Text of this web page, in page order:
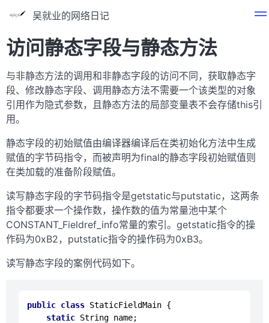
吴就业的网络日记
访问静态字段与静态方法
与非静态方法的调用和非静态字段的访问不同，获取静态字
段、修改静态字段、调用静态方法不需要一个该类型的对象
引用作为隐式参数，且静态方法的局部变量表不会存储this引
用。
静态字段的初始赋值由编译器编译后在类初始化方法中生成
赋值的字节码指令，而被声明为final的静态字段初始赋值则
在类加载的准备阶段赋值。
读写静态字段的字节码指令是getstatic与putstatic，这两条
指令都要求一个操作数，操作数的值为常量池中某个
CONSTANT_Fieldref_info常量的索引。getstatic指令的操
作码为0xB2，putstatic指令的操作码为0xB3。
读写静态字段的案例代码如下。
public class StaticFieldMain {
static String name;